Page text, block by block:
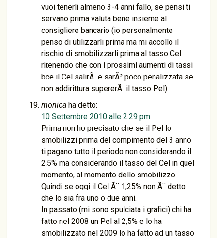
vuoi tenerli almeno 3-4 anni fallo, se pensi ti
servano prima valuta bene insieme al
consigliere bancario (io personalmente
penso di utilizzarli prima ma mi accollo il
rischio di smobilizzarli prima al tasso Cel
ritenendo che con i prossimi aumenti di tassi
bce il Cel salirÃ e sarÃ² poco penalizzata se
non addirittura supererÃ il tasso Pel)
monica ha detto:
10 Settembre 2010 alle 2:29 pm
Prima non ho precisato che se il Pel lo
smobilizzi prima del compimento del 3 anno
ti pagano tutto il periodo non considerando il
2,5% ma considerando il tasso del Cel in quel
momento, al momento dello smobilizzo.
Quindi se oggi il Cel Ã¨ 1,25% non Ã¨ detto
che lo sia fra uno o due anni.
In passato (mi sono spulciata i grafici) chi ha
fatto nel 2008 un Pel al 2,5% e lo ha
smobilizzato nel 2009 lo ha fatto ad un tasso